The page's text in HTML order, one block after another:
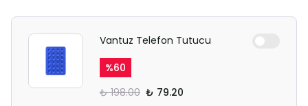
Vantuz Telefon Tutucu
%60
₺ 198.00 ₺ 79.20